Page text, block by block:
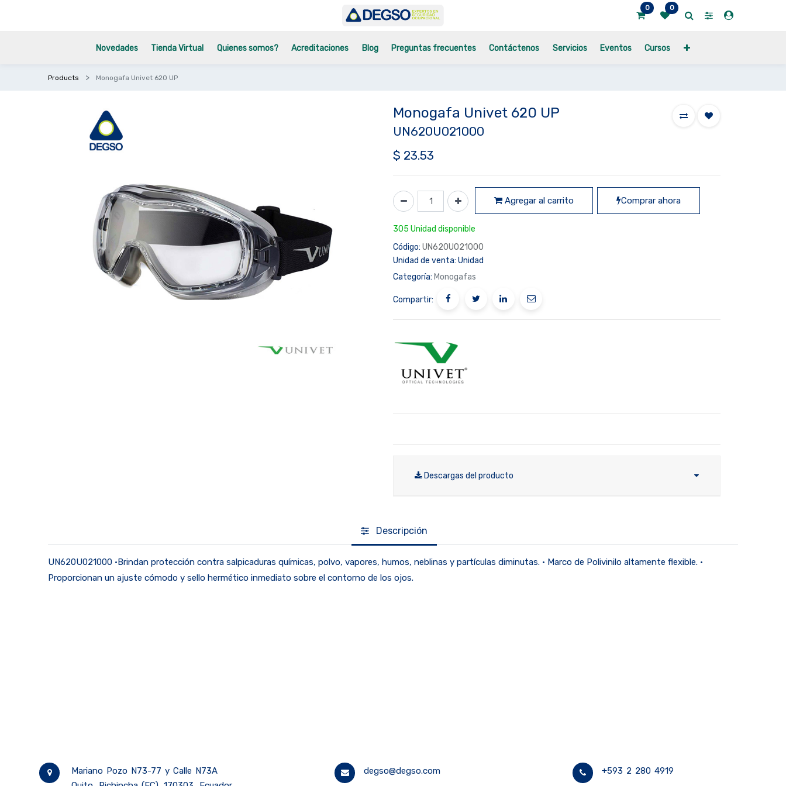
0 0
Novedades Tienda Virtual Quienes somos? Acreditaciones Blog Preguntas frecuentes Contáctenos Servicios Eventos Cursos
Products Monogafa Univet 620 UP
Monogafa Univet 620 UP
UN620U021000
$ 23.53
Agregar al carrito Comprar ahora
305 Unidad disponible
Código: UN620U021000
Unidad de venta: Unidad
Categoría: Monogafas
Compartir:
Descargas del producto
Descripción
UN620U021000 •Brindan protección contra salpicaduras químicas, polvo, vapores, humos, neblinas y partículas diminutas. • Marco de Polivinilo altamente flexible. •
Proporcionan un ajuste cómodo y sello hermético inmediato sobre el contorno de los ojos.
Mariano Pozo N73-77 y Calle N73A
degso@degso.com +593 2 280 4919